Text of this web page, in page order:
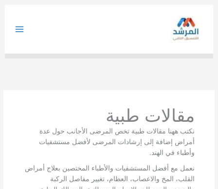
مقالات طبية
نكتب ههنا مقالات طبية تخص المرضى الأجانب حول عدة
أمراض إضافة إلى إرشادات المرضى لأفضل مستشفيات
وأطباء في الهند.
نعمل مع أفضل المستشفيات والأطباء المختصين بعلاج أمراض
القلب، المخ والاعصاب، العظام، تغيير مفاصل الركبة